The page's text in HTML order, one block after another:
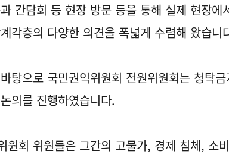
간담회 등 현장 방문 등을 통해 실제 현장에
각층의 다양한 의견을 폭넓게 수렴해 왔습니
탕으로 국민권익위원회 전원위원회는 청탁
의를 진행하였습니다.
원회 위원들은 그간의 고물가, 경제 침체, 소